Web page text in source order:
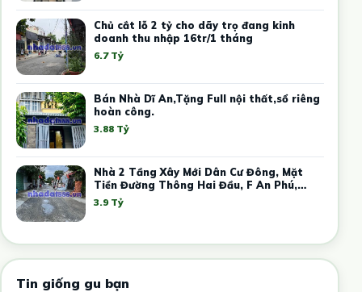
Chủ cắt lỗ 2 tỷ cho dãy trọ đang kinh
doanh thu nhập 16tr/1 tháng
6.7 Tỷ
Bán Nhà Dĩ An,Tặng Full nội thất,sổ riêng
hoàn công.
3.88 Tỷ
Nhà 2 Tầng Xây Mới Dân Cư Đông, Mặt
Tiền Đường Thông Hai Đầu, F An Phú,
Tphcm.
3.9 Tỷ
Tin giống gu bạn